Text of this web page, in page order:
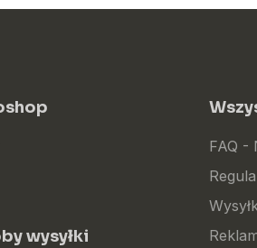
wysyłki
FAQ -